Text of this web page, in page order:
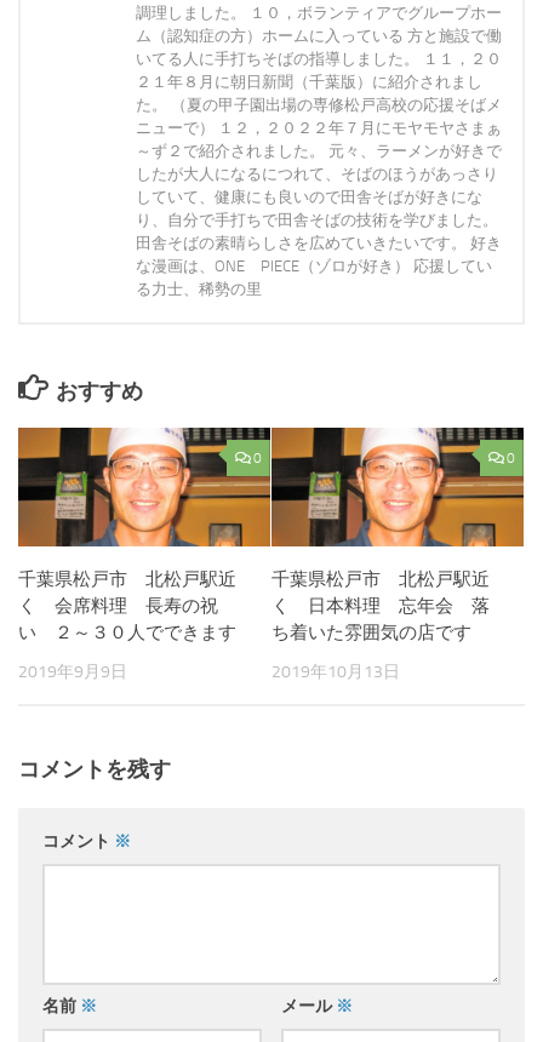
調理しました。 １０，ボランティアでグループホー
ム（認知症の方）ホームに入っている 方と施設で働
いてる人に手打ちそばの指導しました。 １１，２０
２１年８月に朝日新聞（千葉版）に紹介されまし
た。 （夏の甲子園出場の専修松戸高校の応援そばメ
ニューで） １２，２０２２年７月にモヤモヤさまぁ
～ず２で紹介されました。 元々、ラーメンが好きで
したが大人になるにつれて、そばのほうがあっさり
していて、健康にも良いので田舎そばが好きにな
り、自分で手打ちで田舎そばの技術を学びました。
田舎そばの素晴らしさを広めていきたいです。 好き
な漫画は、ONE PIECE（ゾロが好き） 応援してい
る力士、稀勢の里
おすすめ
0
千葉県松戸市 北松戸駅近
く 会席料理 長寿の祝
い ２～３０人でできます
2019年9月9日
0
千葉県松戸市 北松戸駅近
く 日本料理 忘年会 落
ち着いた雰囲気の店です
2019年10月13日
コメントを残す
コメント ※
名前 ※ メール ※